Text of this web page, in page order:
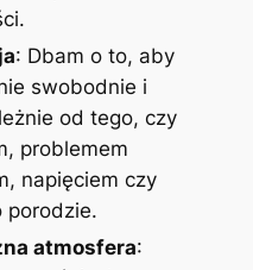
: Dbam o to, aby
swobodnie i
od tego, czy
problemem
napięciem czy
porodzie.
atmosfera: